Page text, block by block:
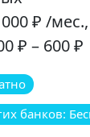
₽ /
₽ – 600 ₽
банков: